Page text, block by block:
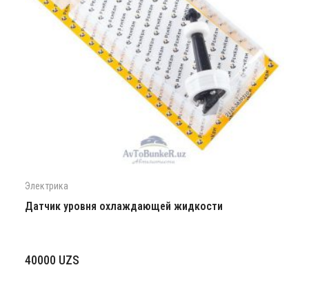
Электрика
Датчик уровня охлаждающей жидкости
40000 UZS